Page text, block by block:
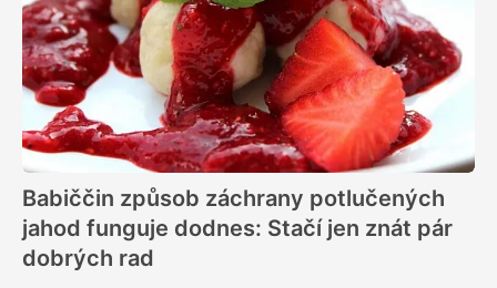
Babiččin způsob záchrany potlučených
jahod funguje dodnes: Stačí jen znát pár
dobrých rad